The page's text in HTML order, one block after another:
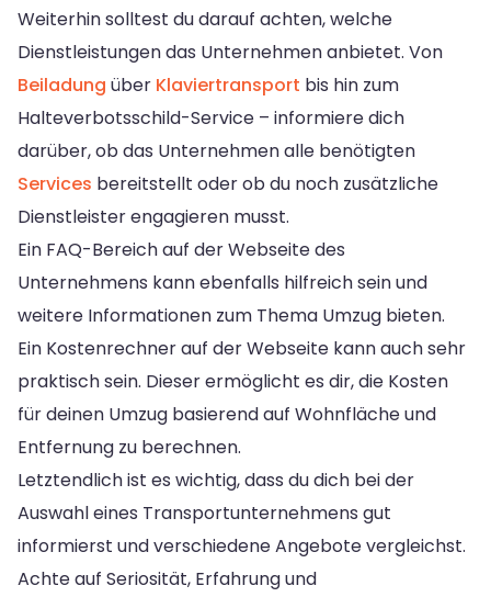
Weiterhin solltest du darauf achten, welche
Dienstleistungen das Unternehmen anbietet. Von
Beiladung über Klaviertransport bis hin zum
Halteverbotsschild-Service – informiere dich
darüber, ob das Unternehmen alle benötigten
Services bereitstellt oder ob du noch zusätzliche
Dienstleister engagieren musst.
Ein FAQ-Bereich auf der Webseite des
Unternehmens kann ebenfalls hilfreich sein und
weitere Informationen zum Thema Umzug bieten.
Ein Kostenrechner auf der Webseite kann auch sehr
praktisch sein. Dieser ermöglicht es dir, die Kosten
für deinen Umzug basierend auf Wohnfläche und
Entfernung zu berechnen.
Letztendlich ist es wichtig, dass du dich bei der
Auswahl eines Transportunternehmens gut
informierst und verschiedene Angebote vergleichst.
Achte auf Seriosität, Erfahrung und